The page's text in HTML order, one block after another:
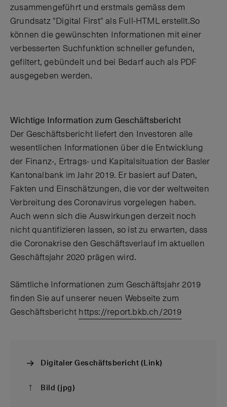
zusammengeführt und erstmals gemäss dem
Grundsatz "Digital First" als Full-HTML erstellt.So
können die gewünschten Informationen mit einer
verbesserten Suchfunktion schneller gefunden,
gefiltert, gebündelt und bei Bedarf auch als PDF
ausgegeben werden.
Wichtige Information zum Geschäftsbericht
Der Geschäftsbericht liefert den Investoren alle
wesentlichen Informationen über die Entwicklung
der Finanz-, Ertrags- und Kapitalsituation der Basler
Kantonalbank im Jahr 2019. Er basiert auf Daten,
Fakten und Einschätzungen, die vor der weltweiten
Verbreitung des Coronavirus vorgelegen haben.
Auch wenn sich die Auswirkungen derzeit noch
nicht quantifizieren lassen, so ist zu erwarten, dass
die Coronakrise den Geschäftsverlauf im aktuellen
Geschäftsjahr 2020 prägen wird.
Sämtliche Informationen zum Geschäftsjahr 2019
finden Sie auf unserer neuen Webseite zum
Geschäftsbericht https://report.bkb.ch/2019
Digitaler Geschäftsbericht (Link)
Bild (jpg)